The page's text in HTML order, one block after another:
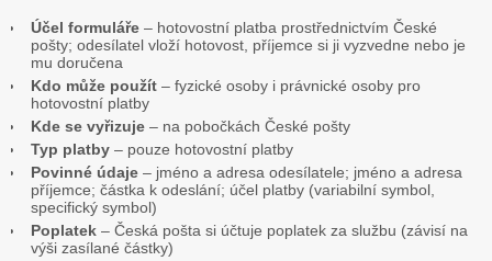
Účel formuláře – hotovostní platba prostřednictvím České
pošty; odesílatel vloží hotovost, příjemce si ji vyzvedne nebo je
mu doručena
Kdo může použít – fyzické osoby i právnické osoby pro
hotovostní platby
Kde se vyřizuje – na pobočkách České pošty
Typ platby – pouze hotovostní platby
Povinné údaje – jméno a adresa odesílatele; jméno a adresa
příjemce; částka k odeslání; účel platby (variabilní symbol,
specifický symbol)
Poplatek – Česká pošta si účtuje poplatek za službu (závisí na
výši zasílané částky)